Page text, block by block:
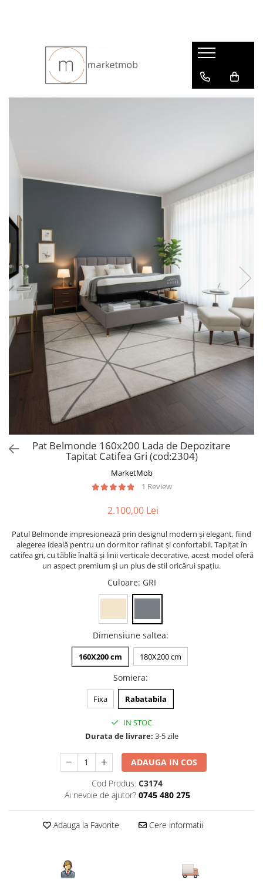
Pat Belmonde 160x200 Lada de Depozitare
Tapitat Catifea Gri (cod:2304)
MarketMob
1 Review
2.100,00 Lei
Patul Belmonde impresionează prin designul modern și elegant, fiind
alegerea ideală pentru un dormitor rafinat și confortabil. Tapițat în
catifea gri, cu tăblie înaltă și linii verticale decorative, acest model oferă
un aspect premium și un plus de stil oricărui spațiu.
Culoare: GRI
Dimensiune saltea:
160X200 cm 180X200 cm
Somiera:
Fixa Rabatabila
IN STOC
Durata de livrare: 3-5 zile
ADAUGA IN COS
Cod Produs: C3174
Ai nevoie de ajutor? 0745 480 275
Adauga la Favorite Cere informatii